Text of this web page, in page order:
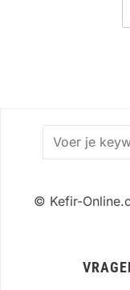
© Kefir-